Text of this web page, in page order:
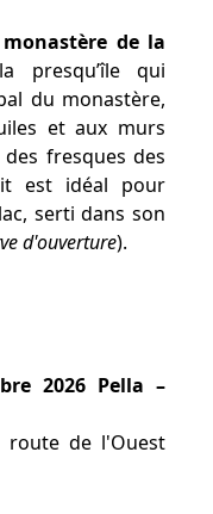
monastère de la
presqu’île qui
du monastère,
et aux murs
fresques des
est idéal pour
serti dans son
d'ouverture).
2026 Pella –
route de l'Ouest